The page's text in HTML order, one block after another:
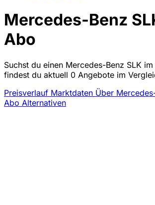
Mercedes-Benz
Abo
Suchst du einen Mercedes-Benz SLK
findest du aktuell 0 Angebote im
Preisverlauf Marktdaten Über
Abo Alternativen